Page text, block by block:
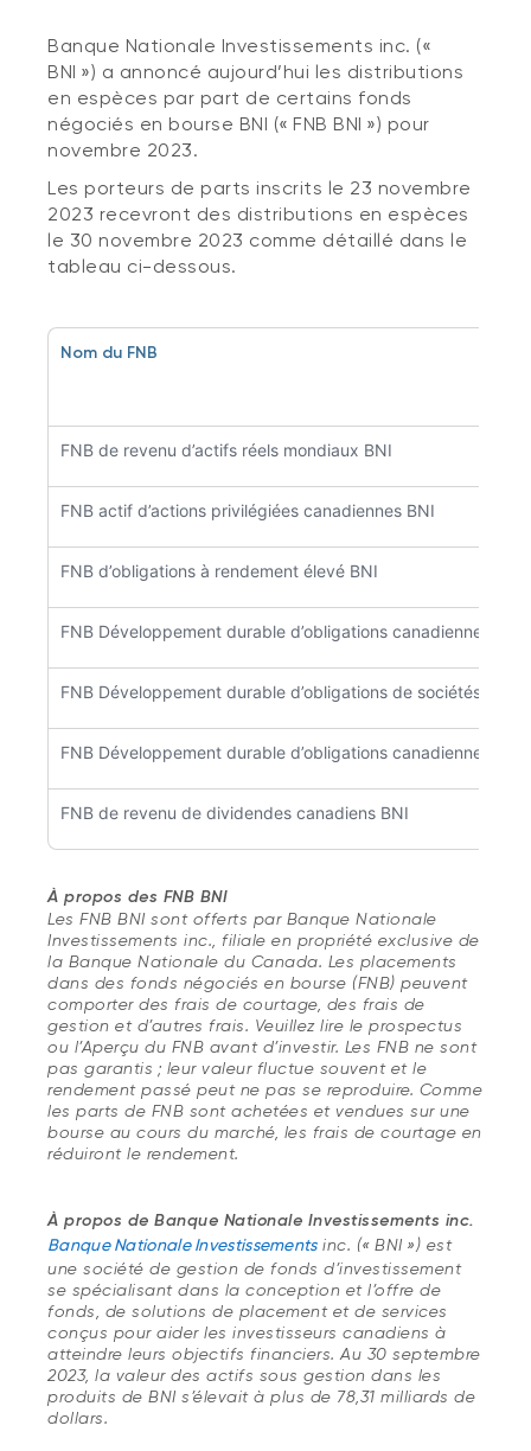
Banque Nationale Investissements inc. («
BNI ») a annoncé aujourd’hui les distributions
en espèces par part de certains fonds
négociés en bourse BNI (« FNB BNI ») pour
novembre 2023.
Les porteurs de parts inscrits le 23 novembre
2023 recevront des distributions en espèces
le 30 novembre 2023 comme détaillé dans le
tableau ci-dessous.
Nom du FNB
FNB de revenu d’actifs réels mondiaux BNI
FNB actif d’actions privilégiées canadiennes BNI
FNB d’obligations à rendement élevé BNI
FNB Développement durable d’obligations canadiennes BNI
FNB Développement durable d’obligations de sociétés
FNB Développement durable d’obligations canadiennes à
FNB de revenu de dividendes canadiens BNI
À propos des FNB BNI
Les FNB BNI sont offerts par Banque Nationale
Investissements inc., filiale en propriété exclusive de
la Banque Nationale du Canada. Les placements
dans des fonds négociés en bourse (FNB) peuvent
comporter des frais de courtage, des frais de
gestion et d’autres frais. Veuillez lire le prospectus
ou l’Aperçu du FNB avant d’investir. Les FNB ne sont
pas garantis ; leur valeur fluctue souvent et le
rendement passé peut ne pas se reproduire. Comme
les parts de FNB sont achetées et vendues sur une
bourse au cours du marché, les frais de courtage en
réduiront le rendement.
À propos de Banque Nationale Investissements inc.
Banque Nationale Investissements inc. (« BNI ») est
une société de gestion de fonds d’investissement
se spécialisant dans la conception et l’offre de
fonds, de solutions de placement et de services
conçus pour aider les investisseurs canadiens à
atteindre leurs objectifs financiers. Au 30 septembre
2023, la valeur des actifs sous gestion dans les
produits de BNI s’élevait à plus de 78,31 milliards de
dollars.